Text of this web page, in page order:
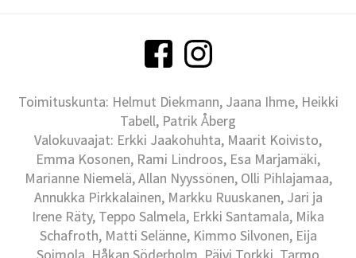
Toimituskunta: Helmut Diekmann, Jaana Ihme, Heikki
Tabell, Patrik Åberg
Valokuvaajat: Erkki Jaakohuhta, Maarit Koivisto,
Emma Kosonen, Rami Lindroos, Esa Marjamäki,
Marianne Niemelä, Allan Nyyssönen, Olli Pihlajamaa,
Annukka Pirkkalainen, Markku Ruuskanen, Jari ja
Irene Räty, Teppo Salmela, Erkki Santamala, Mika
Schafroth, Matti Selänne, Kimmo Silvonen, Eija